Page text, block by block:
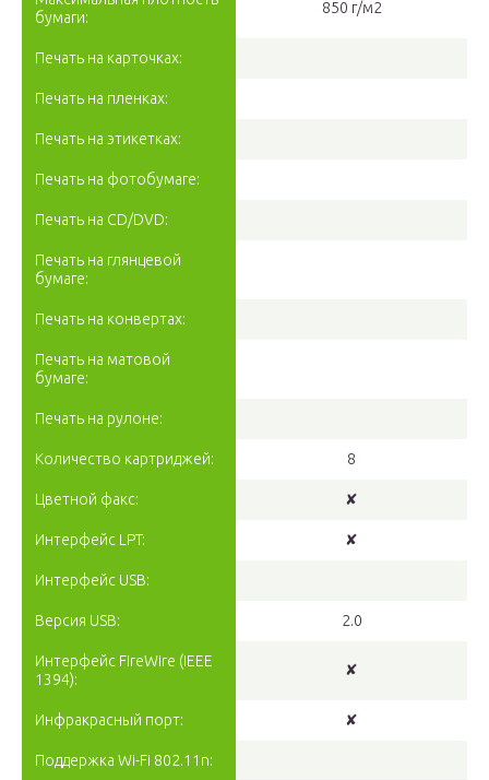
бумаги:
850 г/м2
Печать на карточках:
Печать на пленках:
Печать на этикетках:
Печать на фотобумаге:
Печать на CD/DVD:
Печать на глянцевой
бумаге:
Печать на конвертах:
Печать на матовой
бумаге:
Печать на рулоне:
Количество картриджей: 8
Цветной факс: ✘
Интерфейс LPT: ✘
Интерфейс USB:
Версия USB: 2.0
Интерфейс FireWire (IEEE
1394):
✘
Инфракрасный порт: ✘
Поддержка Wi-Fi 802.11n: